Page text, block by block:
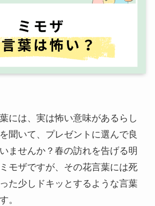
には、実は怖い意味があるらし
聞いて、プレゼントに選んで良
ませんか？春の訪れを告げる明
モザですが、その花言葉には死
た少しドキッとするような言葉
。